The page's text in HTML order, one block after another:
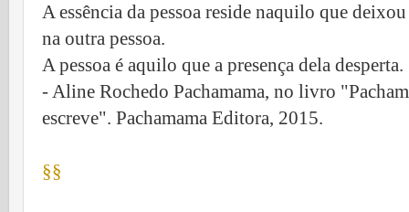
A essência da pessoa reside naquilo que
na outra pessoa.
A pessoa é aquilo que a presença dela desperta.
- Aline Rochedo Pachamama, no livro
escreve". Pachamama Editora, 2015.
§§